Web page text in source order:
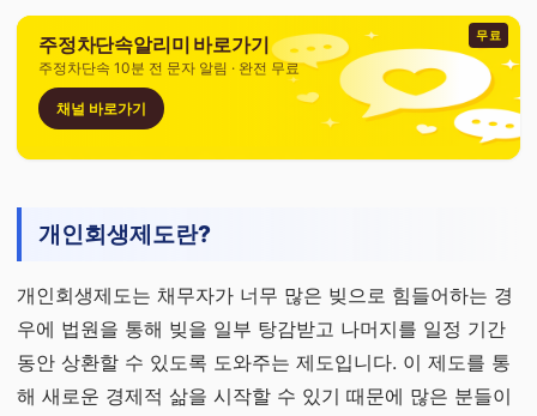
무료
주정차단속알리미 바로가기
주정차단속 10분 전 문자 알림 · 완전 무료
채널 바로가기
개인회생제도란?
개인회생제도는 채무자가 너무 많은 빚으로 힘들어하는 경
우에 법원을 통해 빚을 일부 탕감받고 나머지를 일정 기간
동안 상환할 수 있도록 도와주는 제도입니다. 이 제도를 통
해 새로운 경제적 삶을 시작할 수 있기 때문에 많은 분들이